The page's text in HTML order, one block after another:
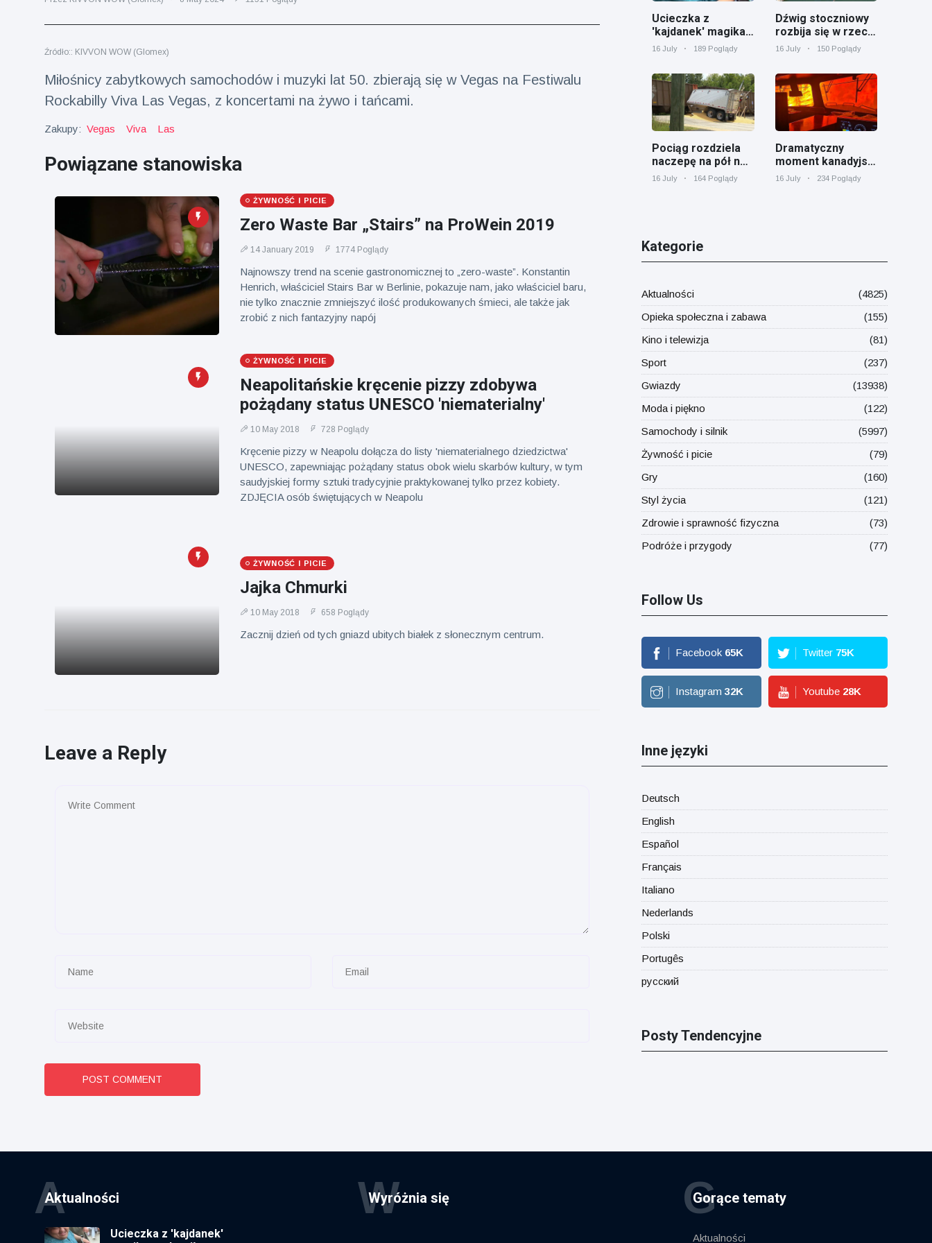
Podróże i przygody
(77)
Najnowsze
wiadomości
Ucieczka z
'kajdanek'
rozbawiła
Poglądy
Konserywiści
świętują
narodziny
pierwszego
tapira
brytyjskim
zoo od 14 lat
16 July
179
Poglądy
Mężczyzna z
Florydy
aresztowany
Źródło:: KIVVON WOW (Glomex)
Miłośnicy zabytkowych samochodów i muzyki lat 50. zbierają się w Vegas na Festiwalu
Rockabilly Viva Las Vegas, z koncertami na żywo i tańcami.
Zakupy: Vegas Viva Las
Powiązane stanowiska
ŻYWNOŚĆ I PICIE
Zero Waste Bar „Stairs” na ProWein 2019
14 January 2019 1774 Poglądy
Najnowszy trend na scenie gastronomicznej to „zero-waste”. Konstantin
Henrich, właściciel Stairs Bar w Berlinie, pokazuje nam, jako właściciel baru,
nie tylko znacznie zmniejszyć ilość produkowanych śmieci, ale także jak
zrobić z nich fantazyjny napój
ŻYWNOŚĆ I PICIE
Neapolitańskie kręcenie pizzy zdobywa
pożądany status UNESCO 'niematerialny'
10 May 2018 728 Poglądy
Kręcenie pizzy w Neapolu dołącza do listy 'niematerialnego dziedzictwa'
UNESCO, zapewniając pożądany status obok wielu skarbów kultury, w tym
saudyjskiej formy sztuki tradycyjnie praktykowanej tylko przez kobiety.
ZDJĘCIA osób świętujących w Neapolu
ŻYWNOŚĆ I PICIE
Jajka Chmurki
10 May 2018 658 Poglądy
Zacznij dzień od tych gniazd ubitych białek z słonecznym centrum.
Leave a Reply
POST COMMENT
Ucieczka z
'kajdanek' magika
rozbawiła
16 July 189 Poglądy
Dźwig stoczniowy
rozbija się w rzece
Cooper koło
16 July 150 Poglądy
Pociąg rozdziela
naczepę na pół na
przejeździe
16 July 164 Poglądy
Dramatyczny
moment kanadyjski
pociąg towarowy
16 July 234 Poglądy
Kategorie
Aktualności
(4825)
Opieka społeczna i zabawa
(155)
Kino i telewizja
(81)
Sport
(237)
Gwiazdy
(13938)
Moda i piękno
(122)
Samochody i silnik
(5997)
Żywność i picie
(79)
Gry
(160)
Styl życia
(121)
Zdrowie i sprawność fizyczna
(73)
Podróże i przygody
(77)
Follow Us
Facebook 65K Twitter 75K
Instagram 32K Youtube 28K
Inne języki
Deutsch
English
Español
Français
Italiano
Nederlands
Polski
Portugês
русский
Posty Tendencyjne
Aktualności
A
Ucieczka z 'kajdanek'
Wyróżnia się
W Gorące tematy
G
Aktualności